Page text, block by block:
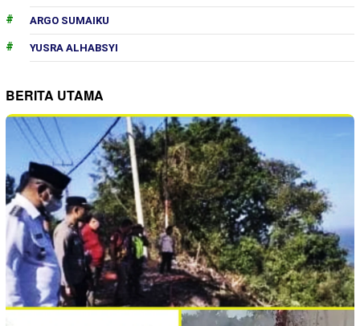
ARGO SUMAIKU
YUSRA ALHABSYI
BERITA UTAMA